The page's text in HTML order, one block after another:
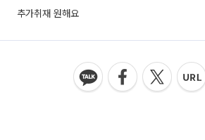
추가취재 원해요